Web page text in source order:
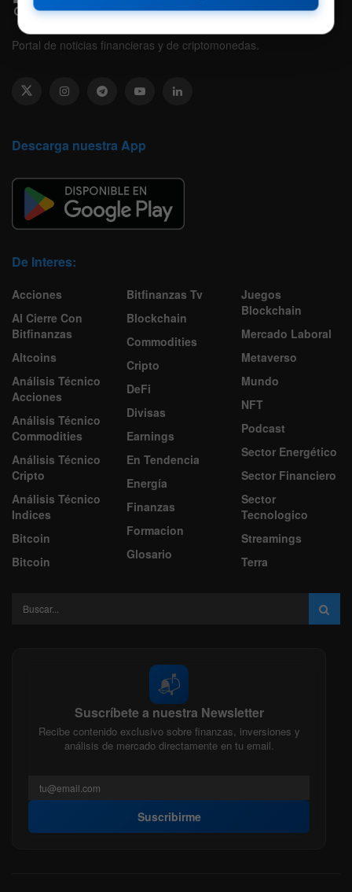
Portal de noticias financieras y de criptomonedas.
Descarga nuestra App
De Interes:
Acciones
Al Cierre Con
Bitfinanzas
Altcoins
Análisis Técnico
Acciones
Análisis Técnico
Commodities
Análisis Técnico
Cripto
Análisis Técnico
Indices
Bitcoin
Bitcoin
Bitfinanzas Tv
Blockchain
Commodities
Cripto
DeFi
Divisas
Earnings
En Tendencia
Energía
Finanzas
Formacion
Glosario
Juegos
Blockchain
Mercado Laboral
Metaverso
Mundo
NFT
Podcast
Sector Energético
Sector Financiero
Sector
Tecnologico
Streamings
Terra
📬
Suscríbete a nuestra Newsletter
Recibe contenido exclusivo sobre finanzas, inversiones y
análisis de mercado directamente en tu email.
Suscribirme